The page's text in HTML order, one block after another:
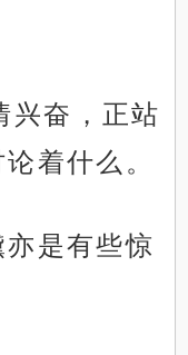
兴奋，正站
着什么。
亦是有些惊